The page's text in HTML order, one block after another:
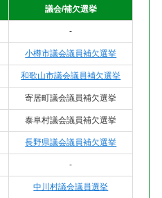
議会/補欠選挙
-
小樽市議会議員補欠選挙
和歌山市議会議員補欠選挙
寄居町議会議員補欠選挙
泰阜村議会議員補欠選挙
長野県議会議員補欠選挙
-
中川村議会議員選挙